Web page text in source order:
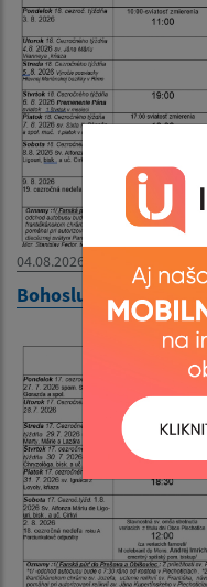
04.08.2026
Bohoslužobný